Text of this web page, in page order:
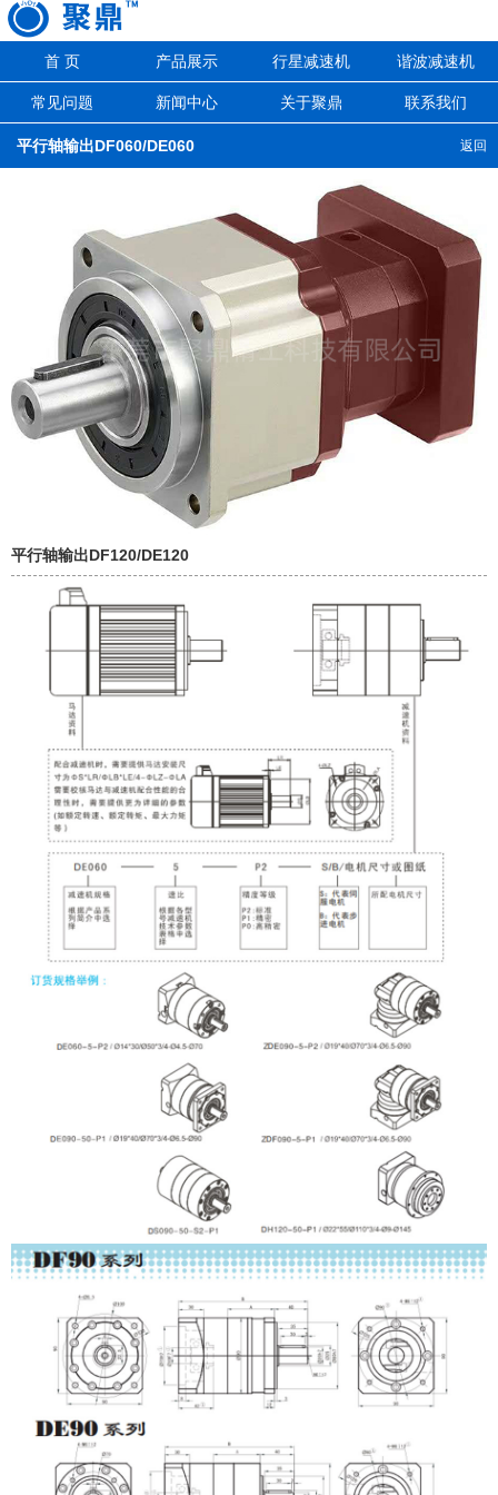
首 页 产品展示 行星减速机 谐波减速机
常见问题 新闻中心 关于聚鼎 联系我们
返回
平行轴输出DF060/DE060
平行轴输出DF120/DE120